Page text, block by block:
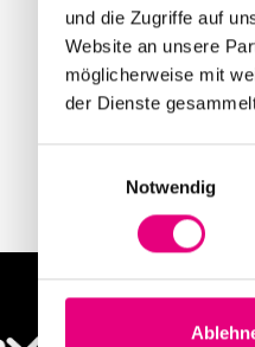
und die Zugriffe auf
Website an unsere
möglicherweise mit
der Dienste
Notwendig